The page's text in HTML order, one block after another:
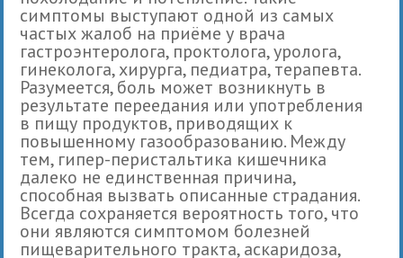
симптомы выступают одной из самых
частых жалоб на приёме у врача
гастроэнтеролога, проктолога, уролога,
гинеколога, хирурга, педиатра, терапевта.
Разумеется, боль может возникнуть в
результате переедания или употребления
в пищу продуктов, приводящих к
повышенному газообразованию. Между
тем, гипер-перистальтика кишечника
далеко не единственная причина,
способная вызвать описанные страдания.
Всегда сохраняется вероятность того, что
они являются симптомом болезней
пищеварительного тракта, аскаридоза,